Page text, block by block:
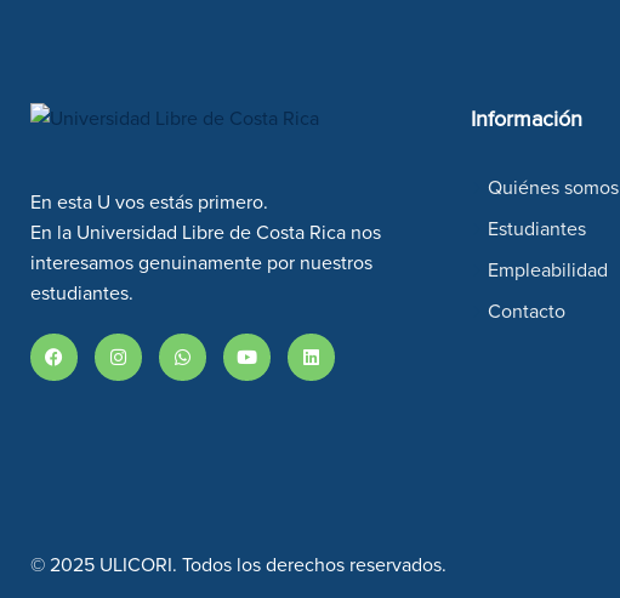
En esta U vos estás primero.
En la Universidad Libre de Costa Rica nos
interesamos genuinamente por nuestros
estudiantes.
Información
Quiénes somos
Estudiantes
Empleabilidad
Contacto
© 2025 ULICORI. Todos los derechos reservados.